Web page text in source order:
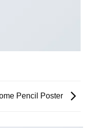
Pencil Poster